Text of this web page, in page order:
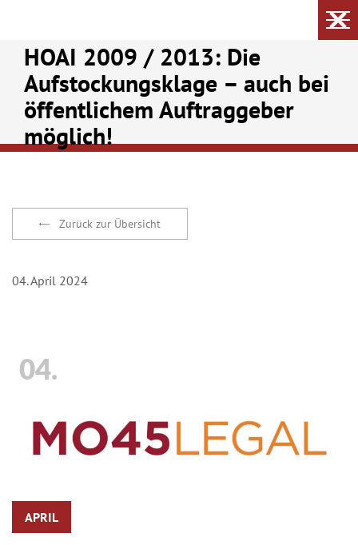
HOAI 2009 / 2013: Die
Aufstockungsklage – auch bei
öffentlichem Auftraggeber
möglich!
Zurück zur Übersicht
04. April 2024
04.
APRIL